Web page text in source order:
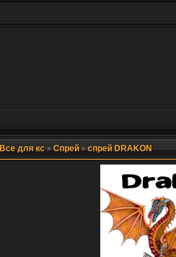
Все для кс»Спрей»спрей DRAKON